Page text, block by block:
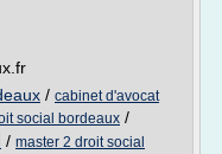
/ cabinet d'avocat
social bordeaux /
/ master 2 droit social